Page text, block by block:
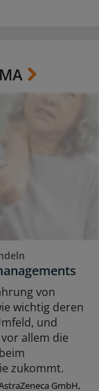
von
wichtig deren
und
allem die
zukommt.
GmbH,